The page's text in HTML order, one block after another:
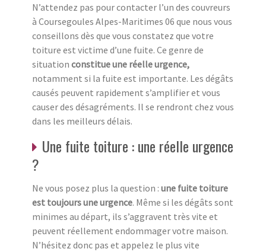
N’attendez pas pour contacter l’un des couvreurs
à Coursegoules Alpes-Maritimes 06 que nous vous
conseillons dès que vous constatez que votre
toiture est victime d’une fuite. Ce genre de
situation constitue une réelle urgence,
notamment si la fuite est importante. Les dégâts
causés peuvent rapidement s’amplifier et vous
causer des désagréments. Il se rendront chez vous
dans les meilleurs délais.
Une fuite toiture : une réelle urgence
?
Ne vous posez plus la question : une fuite toiture
est toujours une urgence. Même si les dégâts sont
minimes au départ, ils s’aggravent très vite et
peuvent réellement endommager votre maison.
N’hésitez donc pas et appelez le plus vite